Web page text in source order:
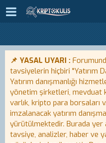
📌 YASAL UYARI :
tavsiyelerin hiçbiri "Yatırım
Yatırım danışmanlığı
yönetim şirketleri, mevduat
varlık, kripto para borsaları
imzalanacak yatırım
yürütülmektedir. Burada
tavsiye, analizler, haber ve